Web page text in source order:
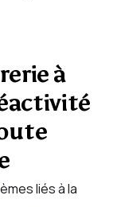
à
liés à la